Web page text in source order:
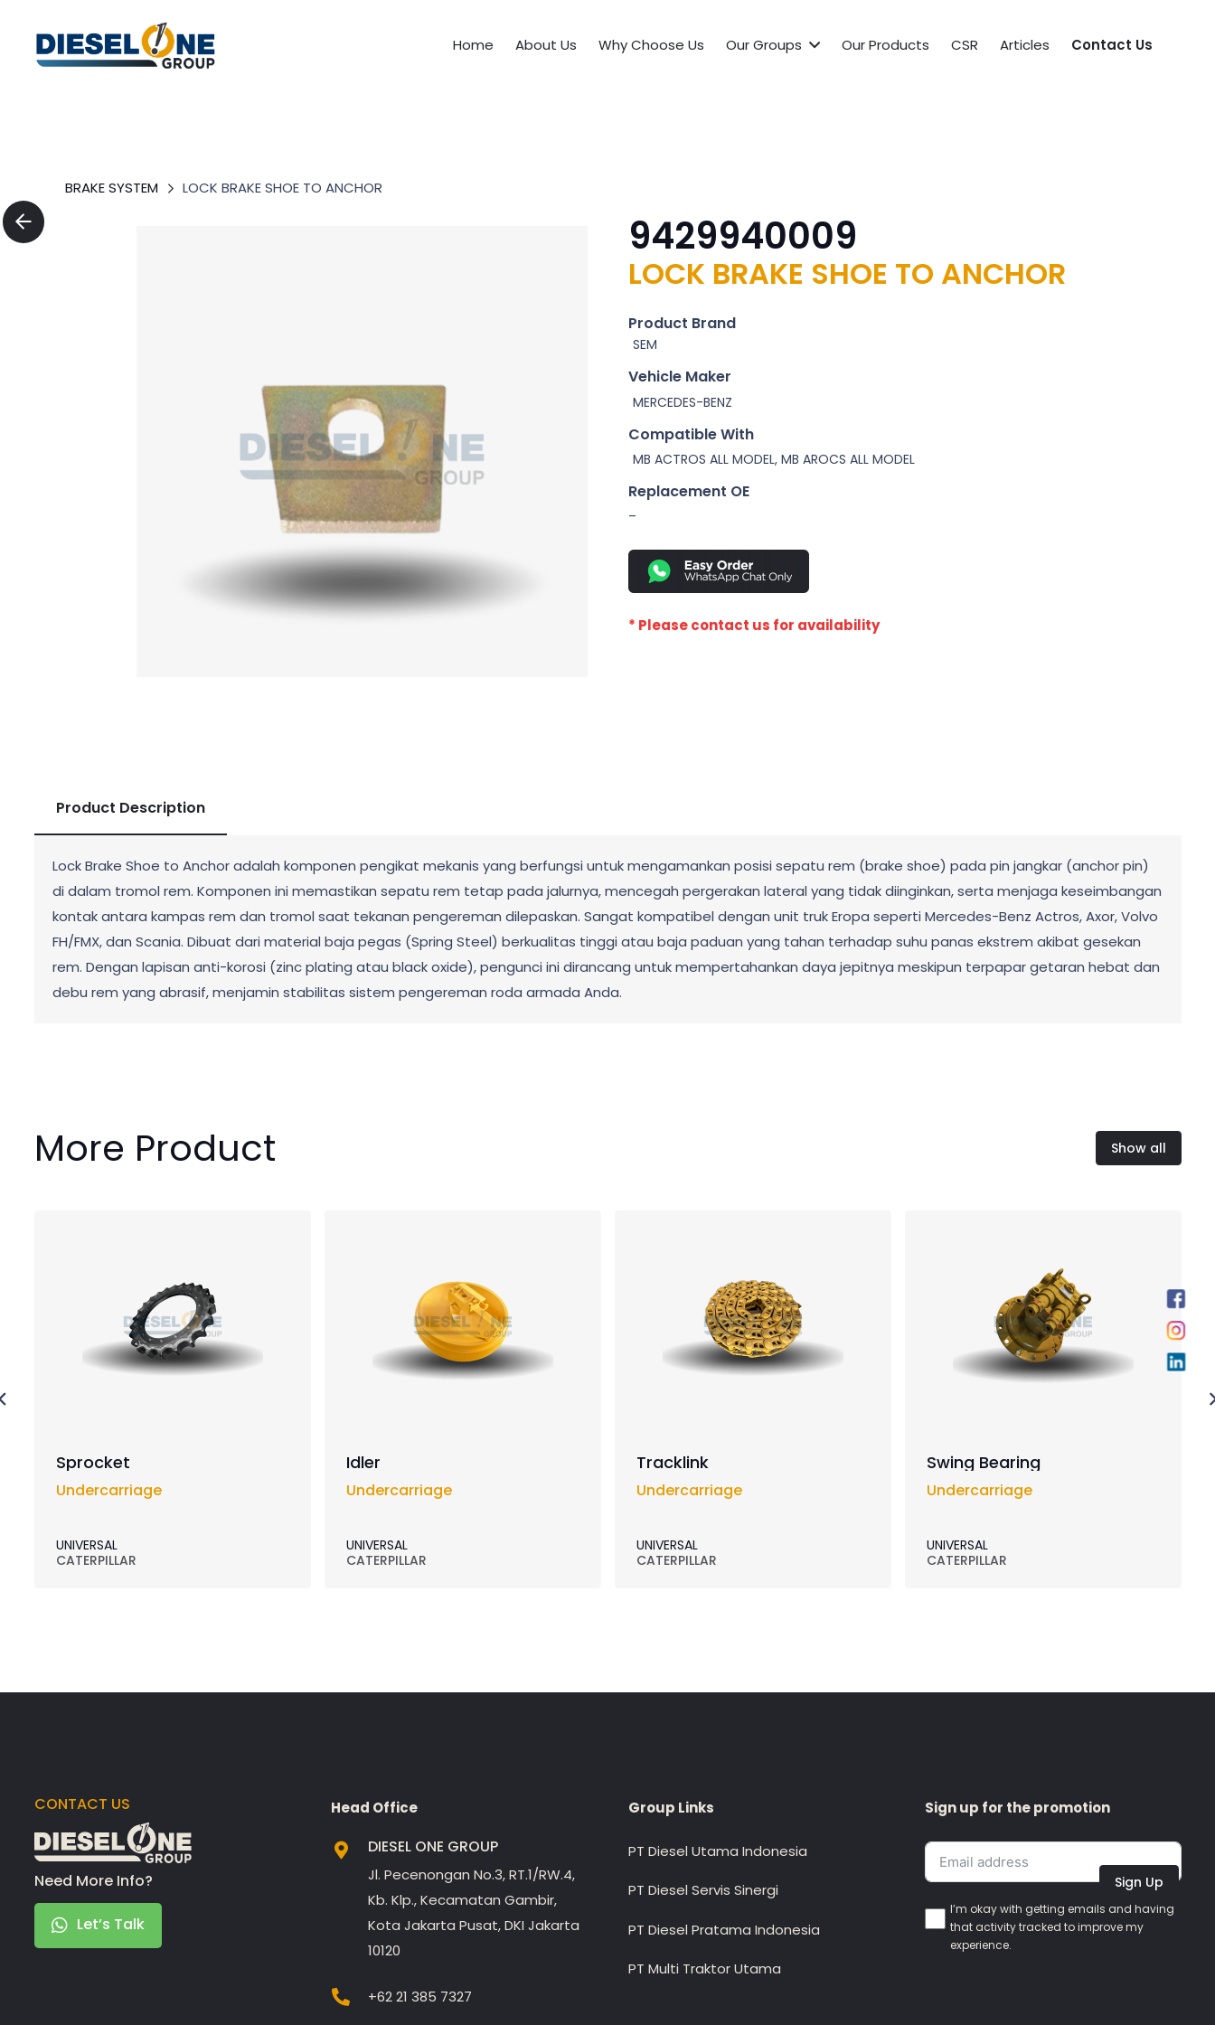
Home About Us Why Choose Us Our Groups Our Products CSR Articles Contact Us
BRAKE SYSTEM LOCK BRAKE SHOE TO ANCHOR
9429940009
LOCK BRAKE SHOE TO ANCHOR
Product Brand
SEM
Vehicle Maker
MERCEDES-BENZ
Compatible With
MB ACTROS ALL MODEL, MB AROCS ALL MODEL
Replacement OE
–
* Please contact us for availability
Product Description
Lock Brake Shoe to Anchor adalah komponen pengikat mekanis yang berfungsi untuk mengamankan posisi sepatu rem (brake shoe) pada pin jangkar (anchor pin)
di dalam tromol rem. Komponen ini memastikan sepatu rem tetap pada jalurnya, mencegah pergerakan lateral yang tidak diinginkan, serta menjaga keseimbangan
kontak antara kampas rem dan tromol saat tekanan pengereman dilepaskan. Sangat kompatibel dengan unit truk Eropa seperti Mercedes-Benz Actros, Axor, Volvo
FH/FMX, dan Scania. Dibuat dari material baja pegas (Spring Steel) berkualitas tinggi atau baja paduan yang tahan terhadap suhu panas ekstrem akibat gesekan
rem. Dengan lapisan anti-korosi (zinc plating atau black oxide), pengunci ini dirancang untuk mempertahankan daya jepitnya meskipun terpapar getaran hebat dan
debu rem yang abrasif, menjamin stabilitas sistem pengereman roda armada Anda.
More Product Show all
Sprocket
Undercarriage
UNIVERSAL
CATERPILLAR
Idler
Undercarriage
UNIVERSAL
CATERPILLAR
Tracklink
Undercarriage
UNIVERSAL
CATERPILLAR
Swing Bearing
Undercarriage
UNIVERSAL
CATERPILLAR
CONTACT US
Need More Info?
Let’s Talk
Head Office
DIESEL ONE GROUP
Jl. Pecenongan No.3, RT.1/RW.4,
Kb. Klp., Kecamatan Gambir,
Kota Jakarta Pusat, DKI Jakarta
10120
+62 21 385 7327
Group Links
PT Diesel Utama Indonesia
PT Diesel Servis Sinergi
PT Diesel Pratama Indonesia
PT Multi Traktor Utama
Sign up for the promotion
Sign Up
I’m okay with getting emails and having
that activity tracked to improve my
experience.